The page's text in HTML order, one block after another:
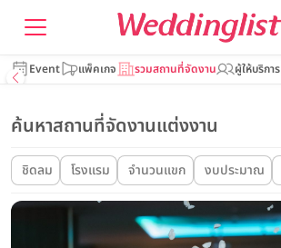
Event แพ็คเกจ รวมสถานที่จัดงาน ผู้ให้บริการ
ค้นหาสถานที่จัดงานแต่งงาน
ชิดลม โรงแรม จำนวนแขก งบประมาณ